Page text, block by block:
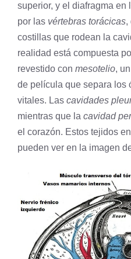
superior, y el diafragma en
por las vértebras torácicas,
costillas que rodean la
realidad está compuesta
revestido con mesotelio, un
de película que separa los
vitales. Las cavidades
mientras que la cavidad
el corazón. Estos tejidos
pueden ver en la imagen